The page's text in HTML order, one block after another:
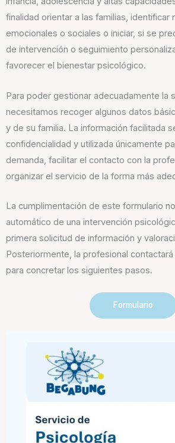
finalidad orientar a las familias, identificar
emocionales o sociales o iniciar, si se
de intervención o seguimiento
favorecer el bienestar psicológico.
Para poder gestionar adecuadamente la
necesitamos recoger algunos datos
y de su familia. La información facilitada
confidencialidad y utilizada únicamente
demanda, facilitar el contacto con la
organizar el servicio de la forma más
La cumplimentación de este formulario
automático de una intervención
primera solicitud de información y
Posteriormente, la profesional contactará
para concretar los siguientes pasos.
Formulario